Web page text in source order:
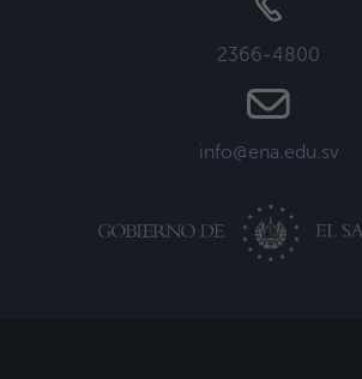
2366-4800
info@ena.edu.sv